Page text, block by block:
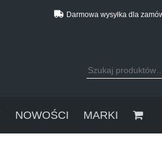
Darmowa wysyłka dla
Szukaj:
NOWOŚCI MARKI